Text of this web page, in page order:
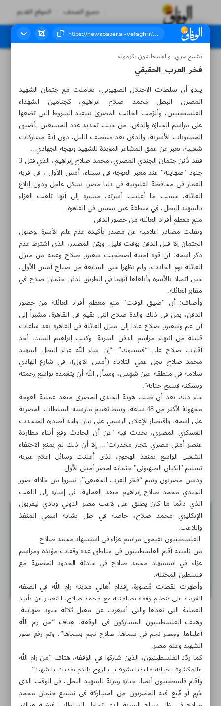
جميع الصحف الموقع القديم
العدد سبعة آلاف ومائتان وثلاثة وخمسون - ٠٨ يونيو ٢٠٢٣
مواضيع هذه الصفحة
فخر_العرب_الحقيقي
الكويت: المعارضة تفوز بغالبية مقاعد البرلمان
إعلام عبري: اتفاق التطبيع مع مصر وهمي!
أخبار قصيرة
تشييع سري.. والفلسطينيون يكرمونه
فخر_العرب_الحقيقي
يبدو أن سلطات الاحتلال الصهيوني، تعاملت مع جثمان الشهيد
المصري البطل محمد صلاح ابراهيم، كجثامين الشهداء
الفلسطينيين، وألزمت الجانب المصري بتنفيذ الشروط التي تضعها
على مراسم الجنازة والدفن، من حيث تحديد عدد المشيعين بأضيق
المستويات الأسرية، والدفن بعد منتصف الليل، دون أية مشاركات
شعبية، تعبر عن عمق المشاعر المؤيدة للشهيد ونهجه الجهادي...
فقد دُفن جثمان الجندي المصري، محمد صلاح إبراهيم، الذي قتل 3
جنود "صهاينة" عند معبر العوجة في سيناء، أمس الأول ، في قرية
العمار في محافظة القليوبية في دلتا مصر، بشكل عاجل ودون إبلاغ
العائلة، حسب ما أعلنت أسرته، مشيرة إلى أنها تلقت العزاء
بالشهيد البطل، في منطقة عين شمس في القاهرة.
منع معظم أفراد العائلة من حضور الدفن
ونقلت مصادر اعلامية عن مصدر تأكيده عدم علم الأسرة بوصول
الجثمان إلا قبل الدفن بوقت قليل. وبيّن المصدر، الذي اشترط عدم
ذكر اسمه، أن قوة أمنية اصطحبت شقيق صلاح وعمه من منزل
العائلة يوم الحادث، ولم يظهرا حتى السابعة من صباح أمس الأول،
حين اتصلا بالأسرة وأبلغاها أنهما في الطريق لدفن جثمان صلاح في
مقابر العائلة.
وأضاف: أن "ضيق الوقت" منع معظم أفراد العائلة من حضور
الدفن، بمن في ذلك والدة صلاح التي تقيم في القاهرة، مشيراً إلى
أن عم وشقيق صلاح عادا إلى منزل العائلة في القاهرة بعد ساعات
قليلة من انتهاء مراسم الدفن السرية. وكتب إبراهيم السيد، أحد
أقارب صلاح على “فيسبوك”: “إن شاء الله عزاء البطل الشهيد
محمد صلاح نجل عمي الثلاثاء (أمس الاول)، في شارع الهادي
سلامة في منطقة عين شمٍس، ونسأل الله أن يتغمده بواسع رحمته
ويسكنه فسيح جناته”.
جاء ذلك بعد أن ظلت هوية الجندي المصري منفذ عملية العوجة
مجهولة لأكثر من 48 ساعة، وسط تعتيم مارسته السلطات المصرية
على اسمه، واقتصار الإعلان الرسمي على بيان واحد أصدره المتحدث
العسكري المصري، تحدث فيه "عن أن الحادث وقع أثناء مطاردة
عنصر أمني مصري لتجار مخدرات"... إلا أن ذلك لم يمنع الاحتفاء
الشعبي الواسع بمنفذ الهجوم، الذي أعلنت وسائل إعلام عبرية
تسليم "الكيان الصهيوني" جثمانه لمصر أمس الأول.
ودشن مصريون وسم “فخر العرب الحقيقي”، نشروا من خلاله صور
الجندي محمد صلاح إبراهيم منفذ العملية، في إشارة إلى اللقب
الذي دائما ما كان يطلق على لاعب مصر الدولي ونادي ليفربول
الإنكليزي محمد صلاح، خاصة في ظل تشابه اسمي المنفذ
واللاعب.
الفلسطينيون يقيمون مراسم عزاء في استشهاد محمد صلاح
من ناحيته أقام الفلسطينيون في مناطق عدة وقفات مؤيدة ومراسم
عزاء في استشهاد محمد صلاح في حادثة الحدود المصرية مع
فلسطين المحتلة.
وأظهرت لقطات مُصورة، إقدام أهالي مدينة رام الله في الضفة
الغربية على تنظيم وقفة تضامنية مع محمد صلاح، للتعبير عن تأييد
العملية التي نفذها والتي أسفرت عن مقتل ثلاثة جنود صهاينة.
وهتف الفلسطينيون المشاركون في الوقفة، هتاف “من رام الله
أعلناها. ومصر نجم في سماها. صلاح نجم بسماها”، وتم رفع صور
الشهيد وعلم مصر.
كما ردّد الفلسطينيون، الذين شاركوا في الوقفة، هتاف “من رام الله
عالمكشوف خيانة ما بدنا نشوف.. بالروح بالدم نفديك يا شهيد”.
وأقام فلسطينيون أيضا، جنازة رمزية للشهيد البطل، في الوقت الذي
حُرِم أو مُنع فيه المصريون من المشاركة في تشييع جثمان محمد